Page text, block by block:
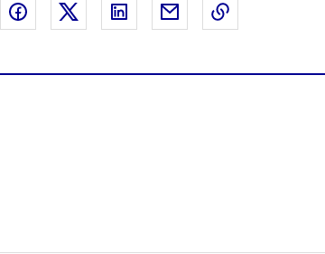
Partager sur Facebook
Partager sur XPartager sur LinkedIn
Partager par email